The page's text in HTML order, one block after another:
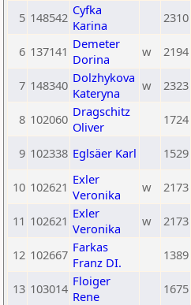
5 148542 Cyfka
Karina
2310
6 137141 Demeter
Dorina
w 2194
7 148340 Dolzhykova
Kateryna
w 2323
8 102060 Dragschitz
Oliver
1724
9 102338 Eglsäer Karl 1529
10 102621 Exler
Veronika
w 2173
11 102621 Exler
Veronika
w 2173
12 102667 Farkas
Franz DI.
1389
13 103014 Floiger
Rene
1675